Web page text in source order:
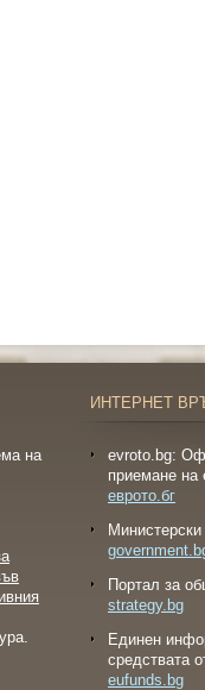
на
ИНТЕРНЕТ
evroto.bg:
приемане на
еврото.бг
Портал за
strategy.bg
Eдинен
средствата
eufunds.bg